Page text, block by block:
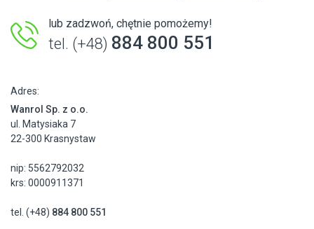
lub zadzwoń, chętnie pomożemy!
tel. (+48) 884 800 551
Adres:
Wanrol Sp. z o.o.
ul. Matysiaka 7
22-300 Krasnystaw
nip: 5562792032
krs: 0000911371
tel. (+48) 884 800 551